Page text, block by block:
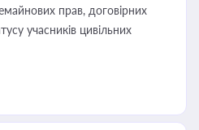
прав, договірних
учасників цивільних